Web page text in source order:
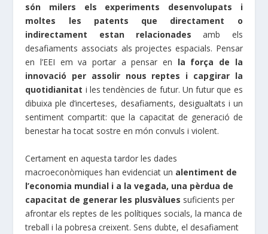
són milers els experiments desenvolupats i
moltes les patents que directament o
indirectament estan relacionades amb els
desafiaments associats als projectes espacials. Pensar
en l’EEI em va portar a pensar en la força de la
innovació per assolir nous reptes i capgirar la
quotidianitat i les tendències de futur. Un futur que es
dibuixa ple d’incerteses, desafiaments, desigualtats i un
sentiment compartit: que la capacitat de generació de
benestar ha tocat sostre en món convuls i violent.
Certament en aquesta tardor les dades
macroeconòmiques han evidenciat un alentiment de
l’economia mundial i a la vegada, una pèrdua de
capacitat de generar les plusvàlues suficients per
afrontar els reptes de les polítiques socials, la manca de
treball i la pobresa creixent. Sens dubte, el desafiament